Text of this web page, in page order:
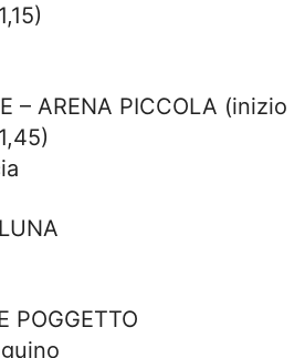
– ARENA PICCOLA (inizio
POGGETTO